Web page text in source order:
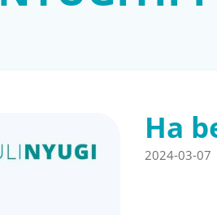
Ha
2024-03-07